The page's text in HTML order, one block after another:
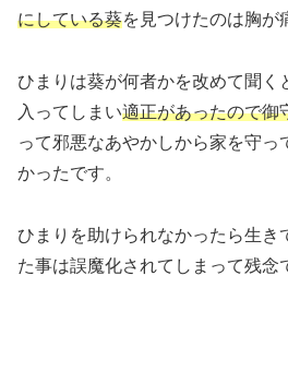
にしている葵を見つけたのは胸が
ひまりは葵が何者かを改めて聞く
入ってしまい適正があったので御
って邪悪なあやかしから家を守っ
かったです。
ひまりを助けられなかったら生き
た事は誤魔化されてしまって残念